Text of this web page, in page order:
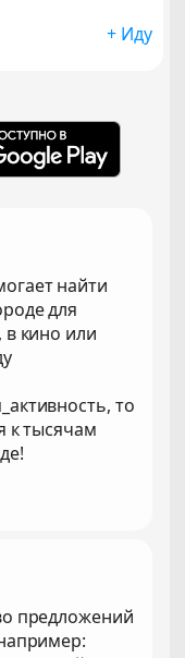
+ Иду
найти
для
кино или
то
к тысячам
предложений